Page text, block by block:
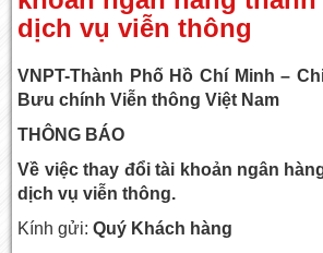
dịch vụ viễn thông
VNPT-Thành Phố Hồ Chí Minh –
Bưu chính Viễn thông Việt Nam
THÔNG BÁO
Về việc thay đổi tài khoản ngân
dịch vụ viễn thông.
Kính gửi:Quý Khách hàng